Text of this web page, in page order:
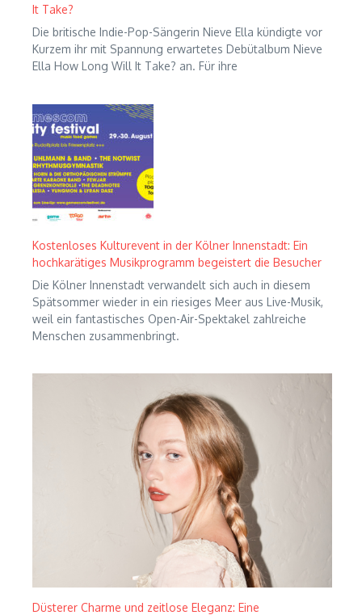
It Take?
Die britische Indie-Pop-Sängerin Nieve Ella kündigte vor
Kurzem ihr mit Spannung erwartetes Debütalbum Nieve
Ella How Long Will It Take? an. Für ihre
Kostenloses Kulturevent in der Kölner Innenstadt: Ein
hochkarätiges Musikprogramm begeistert die Besucher
Die Kölner Innenstadt verwandelt sich auch in diesem
Spätsommer wieder in ein riesiges Meer aus Live-Musik,
weil ein fantastisches Open-Air-Spektakel zahlreiche
Menschen zusammenbringt.
Düsterer Charme und zeitlose Eleganz: Eine